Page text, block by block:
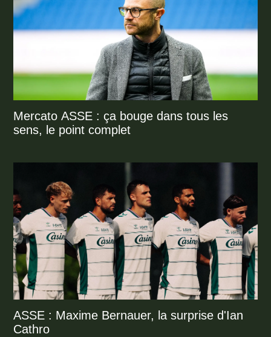
Mercato ASSE : ça bouge dans tous les
sens, le point complet
ASSE : Maxime Bernauer, la surprise d'Ian
Cathro